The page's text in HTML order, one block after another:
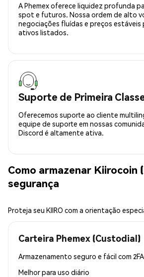
A Phemex oferece liquidez profunda
spot e futuros. Nossa ordem de alto
negociações fluídas e preços estáveis
ativos listados.
Suporte de Primeira
Oferecemos suporte ao cliente
equipe de suporte em nossas
Discord é altamente ativa.
Como armazenar Kiirocoin
segurança
Proteja seu KIIRO com a orientação
Carteira Phemex (Custodial)
Armazenamento seguro e fácil com
Melhor para uso diário